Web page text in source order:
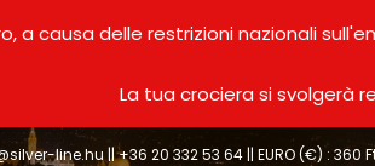
a causa delle restrizioni nazionali
La tua crociera si svolgerà
line.hu|| +36 20 332 53 64 || EURO (€) : 360